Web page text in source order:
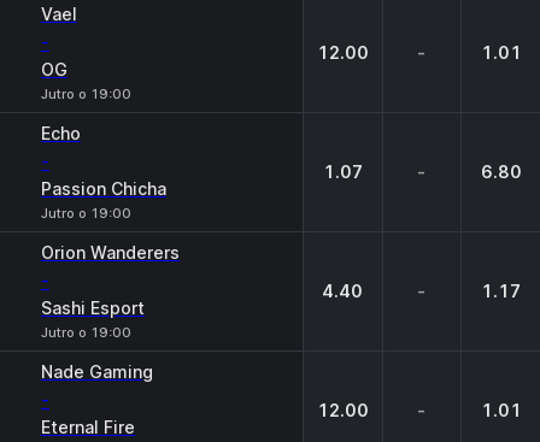
Vael
-
OG
Jutro o 19:00
12.00 - 1.01
Echo
-
Passion Chicha
Jutro o 19:00
1.07 - 6.80
Orion Wanderers
-
Sashi Esport
Jutro o 19:00
4.40 - 1.17
Nade Gaming
-
Eternal Fire
12.00 - 1.01